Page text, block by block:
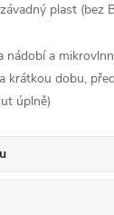
plast (bez
nádobí a
krátkou dobu,
úplně)